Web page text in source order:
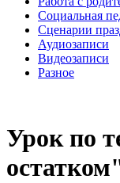
Социальная
Сценарии
Аудиозаписи
Видеозаписи
Разное
Урок по